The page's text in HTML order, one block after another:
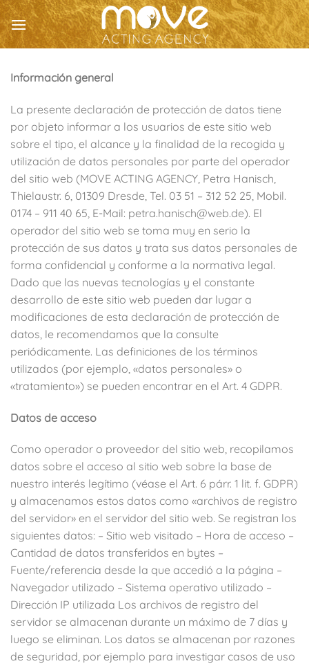
Saltar
al
contenido
Información general
La presente declaración de protección de datos tiene
por objeto informar a los usuarios de este sitio web
sobre el tipo, el alcance y la finalidad de la recogida y
utilización de datos personales por parte del operador
del sitio web (MOVE ACTING AGENCY, Petra Hanisch,
Thielaustr. 6, 01309 Dresde, Tel. 03 51 – 312 52 25, Mobil.
0174 – 911 40 65, E-Mail: petra.hanisch@web.de). El
operador del sitio web se toma muy en serio la
protección de sus datos y trata sus datos personales de
forma confidencial y conforme a la normativa legal.
Dado que las nuevas tecnologías y el constante
desarrollo de este sitio web pueden dar lugar a
modificaciones de esta declaración de protección de
datos, le recomendamos que la consulte
periódicamente. Las definiciones de los términos
utilizados (por ejemplo, «datos personales» o
«tratamiento») se pueden encontrar en el Art. 4 GDPR.
Datos de acceso
Como operador o proveedor del sitio web, recopilamos
datos sobre el acceso al sitio web sobre la base de
nuestro interés legítimo (véase el Art. 6 párr. 1 lit. f. GDPR)
y almacenamos estos datos como «archivos de registro
del servidor» en el servidor del sitio web. Se registran los
siguientes datos: – Sitio web visitado – Hora de acceso –
Cantidad de datos transferidos en bytes –
Fuente/referencia desde la que accedió a la página –
Navegador utilizado – Sistema operativo utilizado –
Dirección IP utilizada Los archivos de registro del
servidor se almacenan durante un máximo de 7 días y
luego se eliminan. Los datos se almacenan por razones
de seguridad, por ejemplo para investigar casos de uso